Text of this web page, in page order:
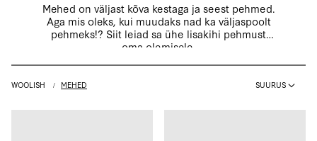
Mehed on väljast kõva kestaga ja seest pehmed.
Aga mis oleks, kui muudaks nad ka väljaspoolt
pehmeks!? Siit leiad sa ühe lisakihi pehmust
oma olemisele.
WOOLISH MEHED SUURUS